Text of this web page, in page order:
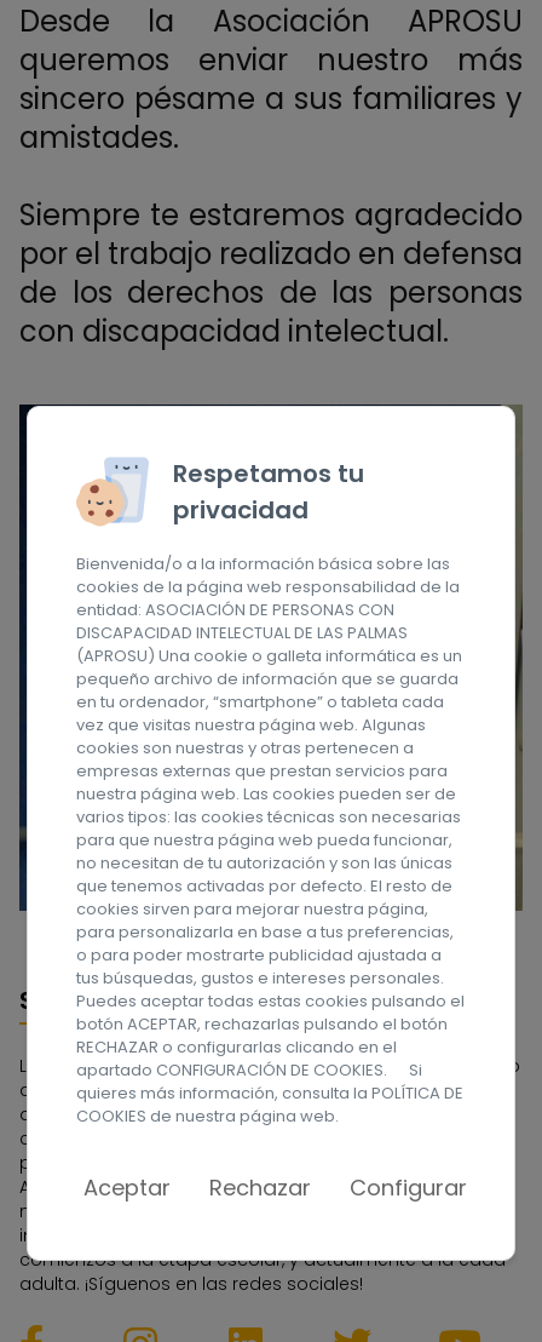
Desde la Asociación APROSU
queremos enviar nuestro más
sincero pésame a sus familiares y
amistades.
Siempre te estaremos agradecido
por el trabajo realizado en defensa
de los derechos de las personas
con discapacidad intelectual.
Sobre nosotros
La Asociación APROSU se constituyó en 1962 por un grupo
de familias que tenían en su seno a una persona con
discapacidad intelectual. Fue la primera Asociación
constituida en el Archipiélago Canario y una de las
pioneras de España. A lo largo de estos años la
Asociación ha tenido que ir adaptándose a las
necesidades de las personas con discapacidad
intelectual y a sus familias, dedicándose en sus
comienzos a la etapa escolar, y actualmente a la edad
adulta. ¡Síguenos en las redes sociales!
Respetamos tu
privacidad
Bienvenida/o a la información básica sobre las
cookies de la página web responsabilidad de la
entidad: ASOCIACIÓN DE PERSONAS CON
DISCAPACIDAD INTELECTUAL DE LAS PALMAS
(APROSU) Una cookie o galleta informática es un
pequeño archivo de información que se guarda
en tu ordenador, “smartphone” o tableta cada
vez que visitas nuestra página web. Algunas
cookies son nuestras y otras pertenecen a
empresas externas que prestan servicios para
nuestra página web. Las cookies pueden ser de
varios tipos: las cookies técnicas son necesarias
para que nuestra página web pueda funcionar,
no necesitan de tu autorización y son las únicas
que tenemos activadas por defecto. El resto de
cookies sirven para mejorar nuestra página,
para personalizarla en base a tus preferencias,
o para poder mostrarte publicidad ajustada a
tus búsquedas, gustos e intereses personales.
Puedes aceptar todas estas cookies pulsando el
botón ACEPTAR, rechazarlas pulsando el botón
RECHAZAR o configurarlas clicando en el
apartado CONFIGURACIÓN DE COOKIES. Si
quieres más información, consulta laPOLÍTICA DE
COOKIES de nuestra página web.
Aceptar Rechazar Configurar